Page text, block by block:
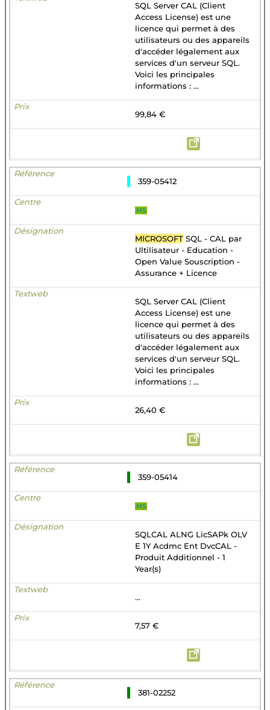
SQL Server CAL (Client
Access License) est une
licence qui permet à des
utilisateurs ou des appareils
d'accéder légalement aux
services d'un serveur SQL.
Voici les principales
informations : ...
99,84 €
359-05412
MS
MICROSOFT SQL - CAL par
Ultilisateur - Education -
Open Value Souscription -
Assurance + Licence
SQL Server CAL (Client
Access License) est une
licence qui permet à des
utilisateurs ou des appareils
d'accéder légalement aux
services d'un serveur SQL.
Voici les principales
informations : ...
26,40 €
359-05414
MS
SQLCAL ALNG LicSAPk OLV
E 1Y Acdmc Ent DvcCAL -
Produit Additionnel - 1
Year(s)
...
7,57 €
381-02252